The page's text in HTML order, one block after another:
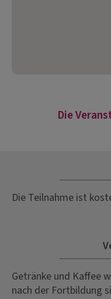
Die
Die Teilnahme ist
Getränke und Kaffee
nach der Fortbildung